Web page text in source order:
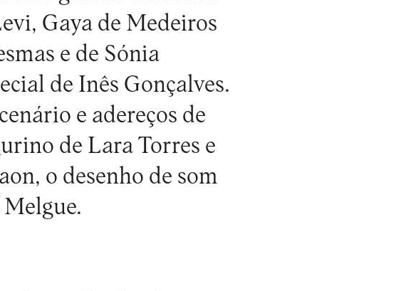
Gaya de Medeiros
e de Sónia
de Inês Gonçalves.
e adereços de
de Lara Torres e
o desenho de som